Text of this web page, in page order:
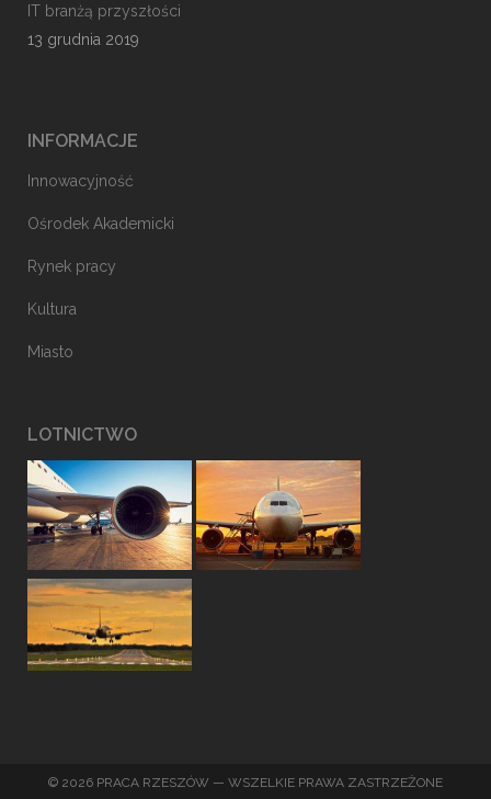
IT branżą przyszłości
13 grudnia 2019
INFORMACJE
Innowacyjność
Ośrodek Akademicki
Rynek pracy
Kultura
Miasto
LOTNICTWO
© 2026 PRACA RZESZÓW — WSZELKIE PRAWA ZASTRZEŻONE